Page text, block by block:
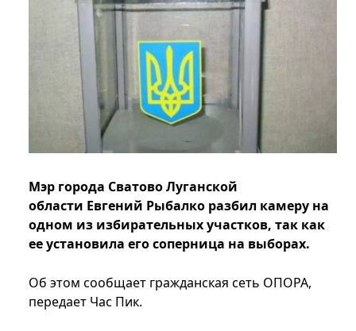
Мэр города Сватово Луганской
области Евгений Рыбалко разбил камеру на
одном из избирательных участков, так как
ее установила его соперница на выборах.
Об этом сообщает гражданская сеть ОПОРА,
передает Час Пик.